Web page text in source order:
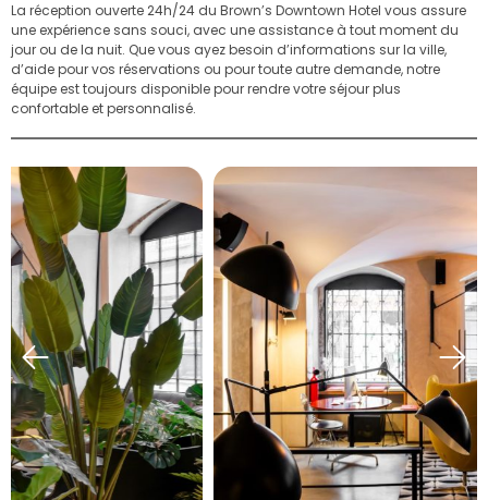
La réception ouverte 24h/24 du Brown’s Downtown Hotel vous assure
une expérience sans souci, avec une assistance à tout moment du
jour ou de la nuit. Que vous ayez besoin d’informations sur la ville,
d’aide pour vos réservations ou pour toute autre demande, notre
équipe est toujours disponible pour rendre votre séjour plus
confortable et personnalisé.